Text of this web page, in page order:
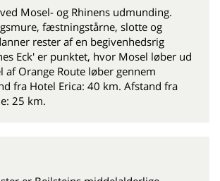
Mosel- og Rhinens udmunding.
fæstningstårne, slotte og
rester af en begivenhedsrig
Eck' er punktet, hvor Mosel løber ud
af Orange Route løber gennem
fra Hotel Erica: 40 km. Afstand fra
25 km.